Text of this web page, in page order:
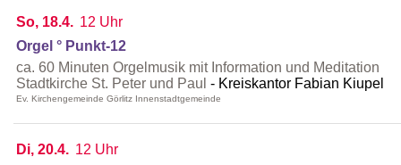
So, 18.4. 12 Uhr
Orgel ° Punkt-12
ca. 60 Minuten Orgelmusik mit Information und Meditation
Stadtkirche St. Peter und Paul
Kreiskantor Fabian Kiupel
Ev. Kirchengemeinde Görlitz Innenstadtgemeinde
Di, 20.4. 12 Uhr